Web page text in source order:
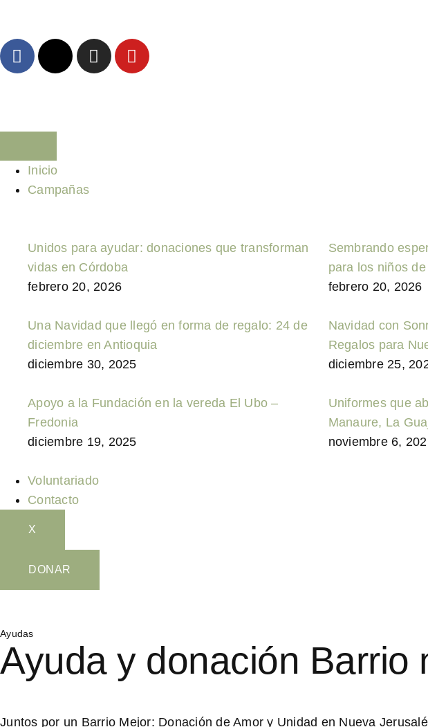
Inicio
Campañas
Unidos para ayudar: donaciones que transforman
vidas en Córdoba
febrero 20, 2026
Sembrando
para los niños
febrero 20, 2026
Una Navidad que llegó en forma de regalo: 24 de
diciembre en Antioquia
diciembre 30, 2025
Navidad con
Regalos para
diciembre 25,
Apoyo a la Fundación en la vereda El Ubo –
Fredonia
diciembre 19, 2025
Uniformes que
Manaure, La
noviembre 6,
Voluntariado
Contacto
X
DONAR
Ayudas
Ayuda y donación Barrio
Juntos por un Barrio Mejor: Donación de Amor y Unidad en Nueva